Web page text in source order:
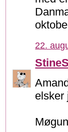
22.
elsker